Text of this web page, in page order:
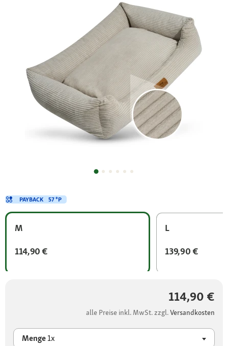
M
114,90 €
L
139,90 €
114,90 €
alle Preise inkl. MwSt. zzgl.Versandkosten
Menge1x
PAYBACK 57 °P